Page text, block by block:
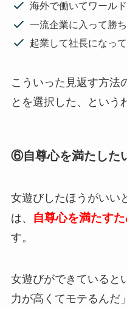
海外で働いてワール
一流企業に入って勝
起業して社長になっ
こういった見返す方法
とを選択した、という
⑥自尊心を満たした
女遊びしたほうがいい
は、
自尊心を満たす
す。
女遊びができていると
力が高くてモテるんだ